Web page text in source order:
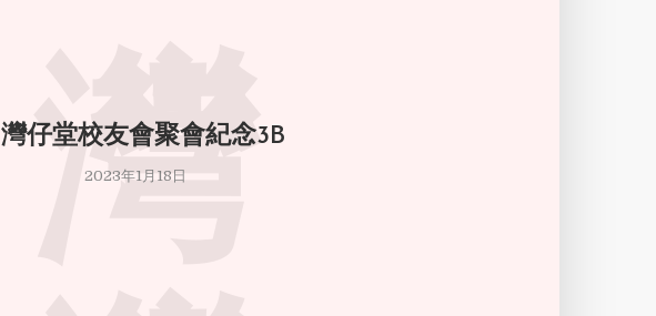
灣仔堂校友會聚會紀念3B
2023年1月18日
灣